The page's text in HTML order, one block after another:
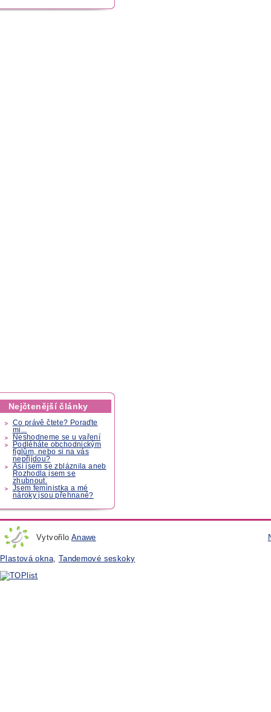
Nejčtenější články
Co právě čtete? Poraďte
mi...
Neshodneme se u vaření
Podléháte obchodnickým
fíglům, nebo si na vás
nepřijdou?
Asi jsem se zbláznila aneb
Rozhodla jsem se
zhubnout.
Jsem feministka a mé
nároky jsou přehnané?
Vytvořilo Anawe
Plastová okna, Tandemové seskoky